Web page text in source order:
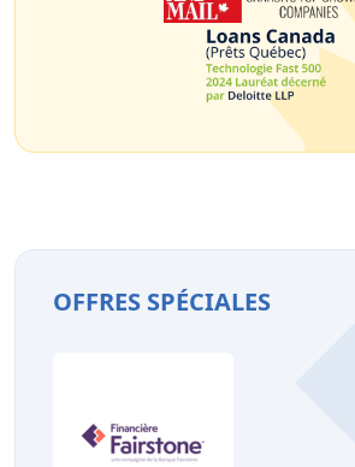
OFFRES SPÉCIALES